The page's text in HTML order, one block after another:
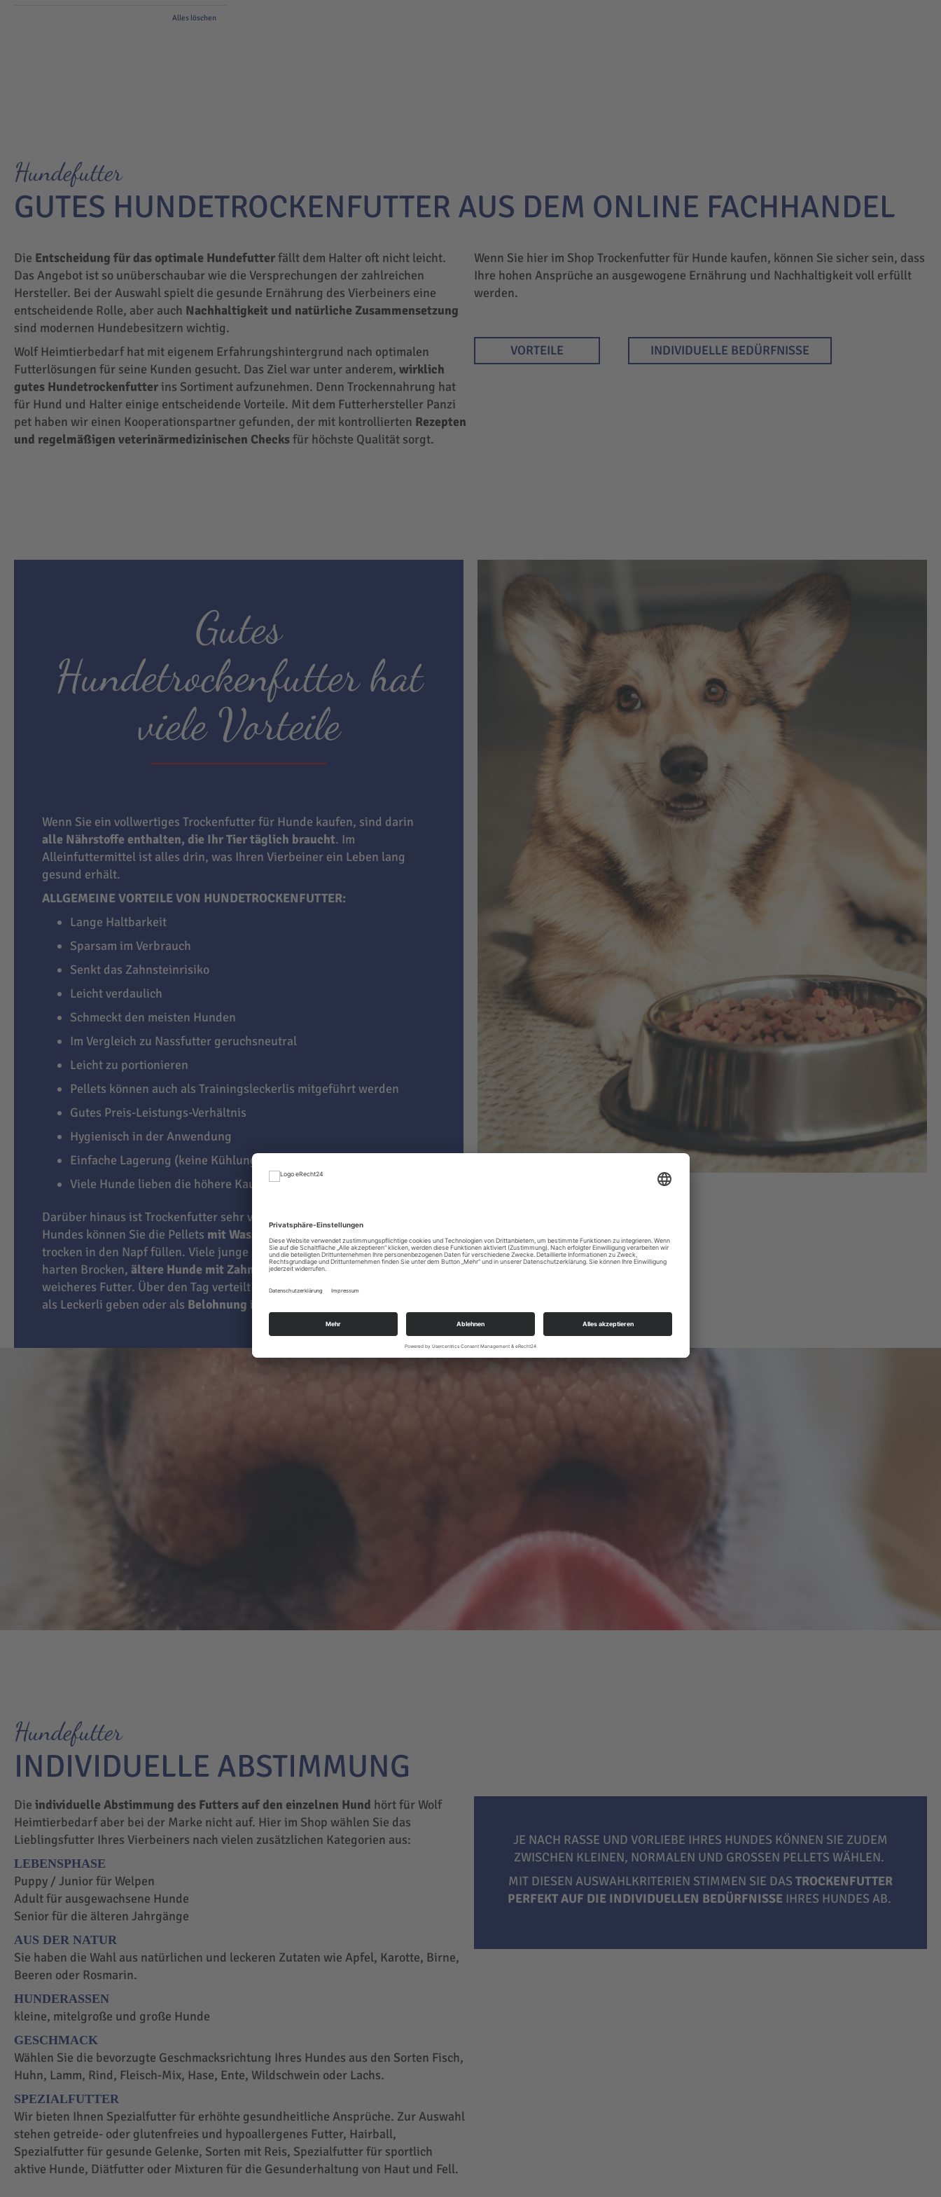
Alles löschen
Hundefutter
GUTES HUNDETROCKENFUTTER AUS DEM ONLINE FACHHANDEL
Die Entscheidung für das optimale Hundefutterfällt dem Halter oft nicht leicht.
Das Angebot ist so unüberschaubar wie die Versprechungen der zahlreichen
Hersteller. Bei der Auswahl spielt die gesunde Ernährung des Vierbeiners eine
entscheidende Rolle, aber auch Nachhaltigkeit und natürliche Zusammensetzung
sind modernen Hundebesitzern wichtig.
Wolf Heimtierbedarf hat mit eigenem Erfahrungshintergrund nach optimalen
Futterlösungen für seine Kunden gesucht. Das Ziel war unter anderem, wirklich
gutes Hundetrockenfutter ins Sortiment aufzunehmen. Denn Trockennahrung hat
für Hund und Halter einige entscheidende Vorteile. Mit dem Futterhersteller Panzi
pet haben wir einen Kooperationspartner gefunden, der mit kontrollierten Rezepten
und regelmäßigen veterinärmedizinischen Checksfür höchste Qualität sorgt.
Wenn Sie hier im Shop Trockenfutter für Hunde kaufen, können Sie sicher sein, dass
Ihre hohen Ansprüche an ausgewogene Ernährung und Nachhaltigkeit voll erfüllt
werden.
VORTEILE INDIVIDUELLE BEDÜRFNISSE
Gutes
Hundetrockenfutter hat
viele Vorteile
Wenn Sie ein vollwertiges Trockenfutter für Hunde kaufen, sind darin
alle Nährstoffe enthalten, die Ihr Tier täglich braucht. Im
Alleinfuttermittel ist alles drin, was Ihren Vierbeiner ein Leben lang
gesund erhält.
ALLGEMEINE VORTEILE VON HUNDETROCKENFUTTER:
Lange Haltbarkeit
Sparsam im Verbrauch
Senkt das Zahnsteinrisiko
Leicht verdaulich
Schmeckt den meisten Hunden
Im Vergleich zu Nassfutter geruchsneutral
Leicht zu portionieren
Pellets können auch als Trainingsleckerlis mitgeführt werden
Gutes Preis-Leistungs-Verhältnis
Hygienisch in der Anwendung
Einfache Lagerung (keine Kühlung notwendig)
Viele Hunde lieben die höhere Kauaktivität
Darüber hinaus ist Trockenfutter sehr vielseitig. Je nach Präferenz Ihres
Hundes können Sie die Pellets mit Wasser übergießen oder einfach
trocken in den Napf füllen. Viele junge Hunde lieben das Kauen der
harten Brocken, ältere Hunde mit Zahnproblemenbevorzugen
weicheres Futter. Über den Tag verteilt können Sie die Pellets unbesorgt
als Leckerli geben oder als Belohnung im Training verwenden.
Hundefutter
INDIVIDUELLE ABSTIMMUNG
Die individuelle Abstimmung des Futters auf den einzelnen Hund hört für Wolf
Heimtierbedarf aber bei der Marke nicht auf. Hier im Shop wählen Sie das
Lieblingsfutter Ihres Vierbeiners nach vielen zusätzlichen Kategorien aus:
LEBENSPHASE
Puppy / Junior für Welpen
Adult für ausgewachsene Hunde
Senior für die älteren Jahrgänge
AUS DER NATUR
Sie haben die Wahl aus natürlichen und leckeren Zutaten wie Apfel, Karotte, Birne,
Beeren oder Rosmarin.
HUNDERASSEN
kleine, mitelgroße und große Hunde
GESCHMACK
Wählen Sie die bevorzugte Geschmacksrichtung Ihres Hundes aus den Sorten Fisch,
Huhn, Lamm, Rind, Fleisch-Mix, Hase, Ente, Wildschwein oder Lachs.
SPEZIALFUTTER
Wir bieten Ihnen Spezialfutter für erhöhte gesundheitliche Ansprüche. Zur Auswahl
stehen getreide- oder glutenfreies und hypoallergenes Futter, Hairball,
Spezialfutter für gesunde Gelenke, Sorten mit Reis, Spezialfutter für sportlich
aktive Hunde, Diätfutter oder Mixturen für die Gesunderhaltung von Haut und Fell.
JE NACH RASSE UND VORLIEBE IHRES HUNDES KÖNNEN SIE ZUDEM
ZWISCHEN KLEINEN, NORMALEN UND GROSSEN PELLETS WÄHLEN.
MIT DIESEN AUSWAHLKRITERIEN STIMMEN SIE DAS TROCKENFUTTER
PERFEKT AUF DIE INDIVIDUELLEN BEDÜRFNISSEIHRES HUNDES AB.